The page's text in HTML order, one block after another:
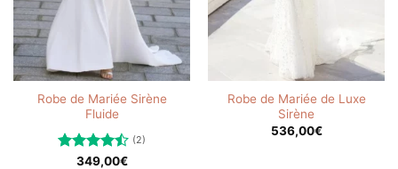
Robe de Mariée Sirène
Fluide
Note4.50
(2)
349,00€
Robe de Mariée de Luxe
Sirène
536,00€